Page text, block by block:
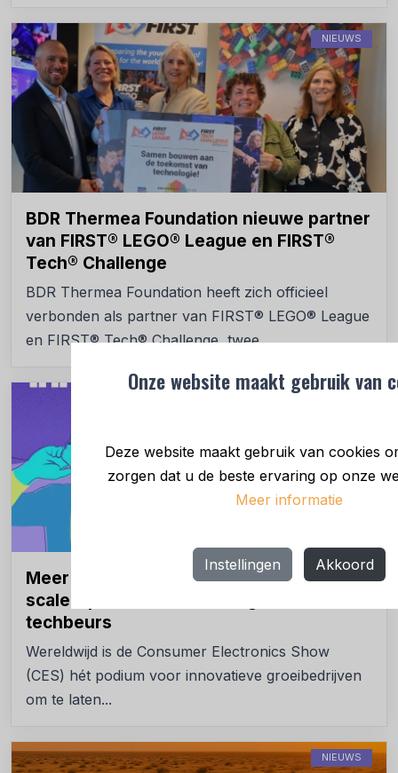
Onze website maakt gebruik van
Deze website maakt gebruik van cookies
zorgen dat u de beste ervaring op onze
Meer informatie
Instellingen Akkoord
NIEUWS
BDR Thermea Foundation nieuwe partner
van FIRST® LEGO® League en FIRST®
Tech® Challenge
BDR Thermea Foundation heeft zich officieel
verbonden als partner van FIRST® LEGO® League
en FIRST® Tech® Challenge, twee...
Meer dan veertig Nederlandse start- en
scale-ups naar 's werelds grootste
techbeurs
Wereldwijd is de Consumer Electronics Show
(CES) hét podium voor innovatieve groeibedrijven
om te laten...
NIEUWS